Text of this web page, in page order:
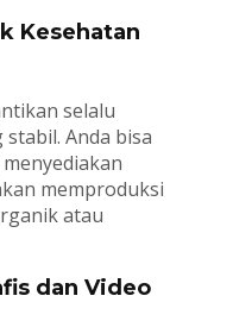
Kesehatan
selalu
Anda bisa
memproduksi
atau
dan Video